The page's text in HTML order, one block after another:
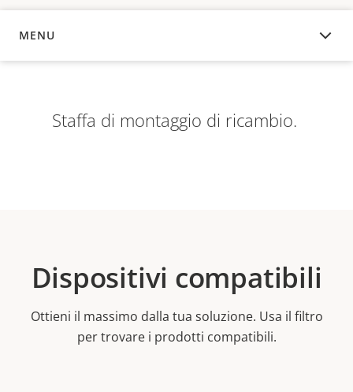
MENU
PANORAMICA
Staffa di montaggio di ricambio.
Dispositivi compatibili
Ottieni il massimo dalla tua soluzione. Usa il filtro
per trovare i prodotti compatibili.